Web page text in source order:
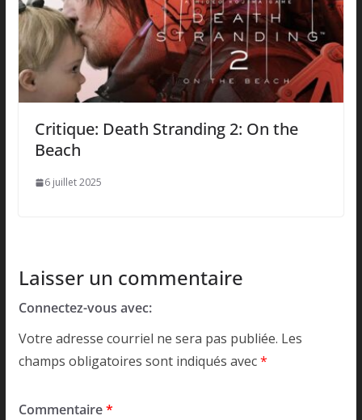
Critique: Death Stranding 2: On the
Beach
6 juillet 2025
Laisser un commentaire
Connectez-vous avec:
Votre adresse courriel ne sera pas publiée. Les
champs obligatoires sont indiqués avec*
Commentaire*